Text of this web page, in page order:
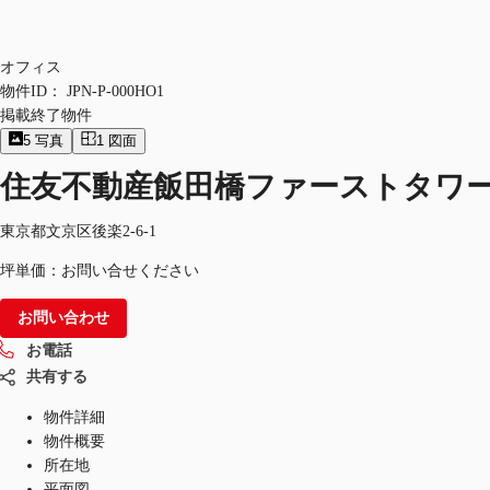
オフィス
物件ID：
JPN-P-000HO1
掲載終了物件
5 写真 1 図面
住友不動産飯田橋ファーストタワ
東京都文京区後楽2-6-1
坪単価：お問い合せください
お問い合わせ
お電話
共有する
物件詳細
物件概要
所在地